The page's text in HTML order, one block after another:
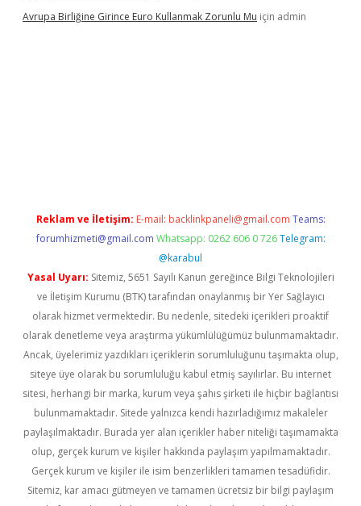
Avrupa Birliğine Girince Euro Kullanmak Zorunlu Mu için admin
Reklam ve İletişim: E-mail: backlinkpaneli@gmail.com Teams:
forumhizmeti@gmail.com Whatsapp: 0262 606 0 726 Telegram:
@karabul
Yasal Uyarı: Sitemiz, 5651 Sayılı Kanun gereğince Bilgi Teknolojileri
ve İletişim Kurumu (BTK) tarafından onaylanmış bir Yer Sağlayıcı
olarak hizmet vermektedir. Bu nedenle, sitedeki içerikleri proaktif
olarak denetleme veya araştırma yükümlülüğümüz bulunmamaktadır.
Ancak, üyelerimiz yazdıkları içeriklerin sorumluluğunu taşımakta olup,
siteye üye olarak bu sorumluluğu kabul etmiş sayılırlar. Bu internet
sitesi, herhangi bir marka, kurum veya şahıs şirketi ile hiçbir bağlantısı
bulunmamaktadır. Sitede yalnızca kendi hazırladığımız makaleler
paylaşılmaktadır. Burada yer alan içerikler haber niteliği taşımamakta
olup, gerçek kurum ve kişiler hakkında paylaşım yapılmamaktadır.
Gerçek kurum ve kişiler ile isim benzerlikleri tamamen tesadüfidir.
Sitemiz, kar amacı gütmeyen ve tamamen ücretsiz bir bilgi paylaşım